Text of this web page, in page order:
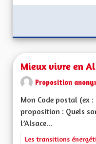
Mieux vivre en
Proposition
Mon Code postal (ex
proposition : Quels
l’Alsace...
Filtrer les résultats de
Les transitions